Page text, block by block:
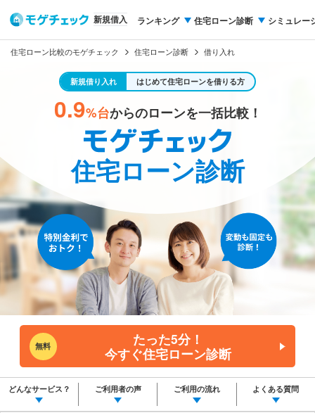
新規借入 ランキング 住宅ローン診断 シミュレー
住宅ローン比較のモゲチェック 住宅ローン診断 借り入れ
新規借り入れ はじめて住宅ローンを借りる方
0.9%台からのローンを一括比較！
住宅ローン診断
無料
たった5分！
今すぐ住宅ローン診断
どんなサービス？ ご利用者の声 ご利用の流れ よくある質問